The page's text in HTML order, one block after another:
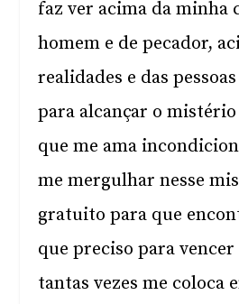
faz ver acima da minha
homem e de pecador,
realidades e das
para alcançar o mistério
que me ama
me mergulhar nesse
gratuito para que
que preciso para
tantas vezes me coloca